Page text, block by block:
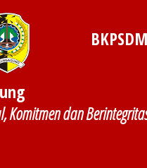
BKPSDM
Komitmen dan